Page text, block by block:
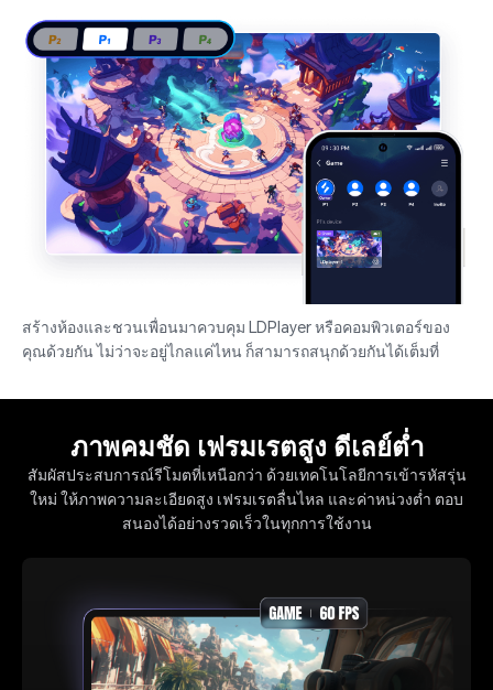
สร้างห้องและชวนเพื่อนมาควบคุม LDPlayer หรือคอมพิวเตอร์ของ
คุณด้วยกัน ไม่ว่าจะอยู่ไกลแค่ไหน ก็สามารถสนุกด้วยกันได้เต็มที่
ภาพคมชัด เฟรมเรตสูง ดีเลย์ต่ำ
สัมผัสประสบการณ์รีโมตที่เหนือกว่า ด้วยเทคโนโลยีการเข้ารหัสรุ่น
ใหม่ ให้ภาพความละเอียดสูง เฟรมเรตลื่นไหล และค่าหน่วงต่ำ ตอบ
สนองได้อย่างรวดเร็วในทุกการใช้งาน